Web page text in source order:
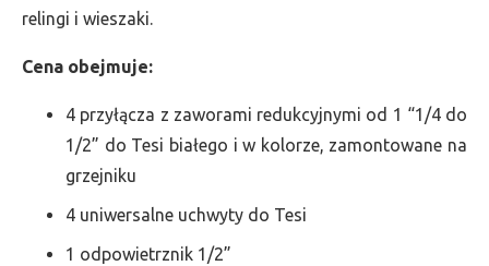
relingi i wieszaki.
Cena obejmuje:
4 przyłącza z zaworami redukcyjnymi od 1 “1/4 do
1/2” do Tesi białego i w kolorze, zamontowane na
grzejniku
4 uniwersalne uchwyty do Tesi
1 odpowietrznik 1/2”